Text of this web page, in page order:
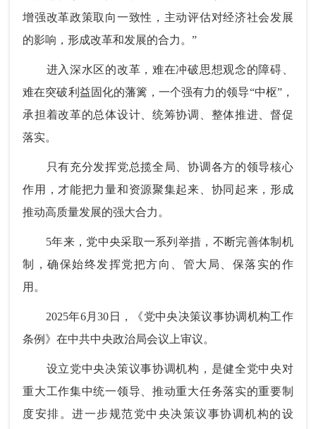
增强改革政策取向一致性，主动评估对经济社会发展
的影响，形成改革和发展的合力。”
进入深水区的改革，难在冲破思想观念的障碍、
难在突破利益固化的藩篱，一个强有力的领导“中枢”，
承担着改革的总体设计、统筹协调、整体推进、督促
落实。
只有充分发挥党总揽全局、协调各方的领导核心
作用，才能把力量和资源聚集起来、协同起来，形成
推动高质量发展的强大合力。
5年来，党中央采取一系列举措，不断完善体制机
制，确保始终发挥党把方向、管大局、保落实的作
用。
2025年6月30日，《党中央决策议事协调机构工作
条例》在中共中央政治局会议上审议。
设立党中央决策议事协调机构，是健全党中央对
重大工作集中统一领导、推动重大任务落实的重要制
度安排。进一步规范党中央决策议事协调机构的设